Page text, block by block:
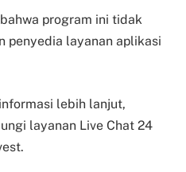
program ini tidak
penyedia layanan aplikasi
lebih lanjut,
layanan Live Chat 24